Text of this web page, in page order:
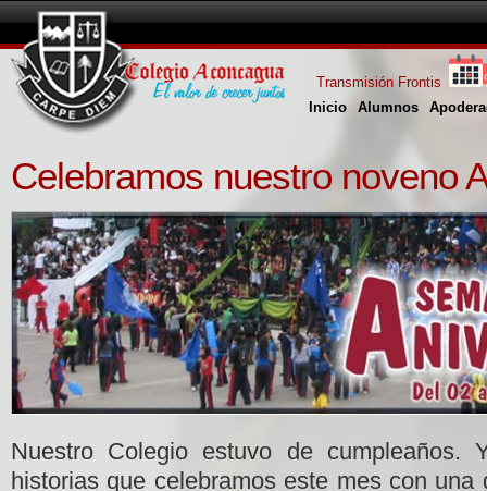
Inicio Alumnos
Transmisión Frontis
Celebramos nuestro noveno
Nuestro Colegio estuvo de cumpleaños.
historias que celebramos este mes con una